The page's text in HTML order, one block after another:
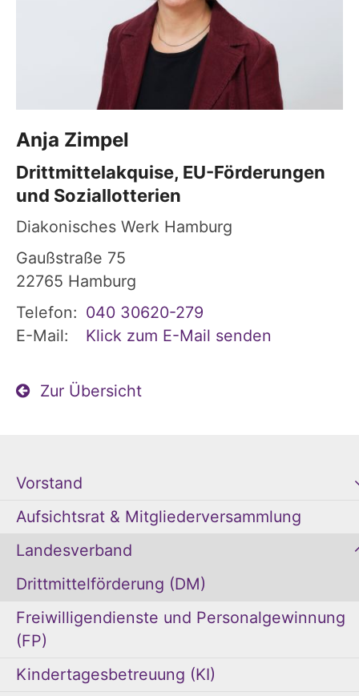
Anja Zimpel
Drittmittelakquise, EU-Förderungen
und Soziallotterien
Diakonisches Werk Hamburg
Gaußstraße 75
22765 Hamburg
Telefon: 040 30620-279
E-Mail:
Klick zum E-Mail senden
Zur Übersicht
Vorstand
Aufsichtsrat & Mitgliederversammlung
Landesverband
Drittmittelförderung (DM)
Freiwilligendienste und Personalgewinnung
(FP)
Kindertagesbetreuung (KI)